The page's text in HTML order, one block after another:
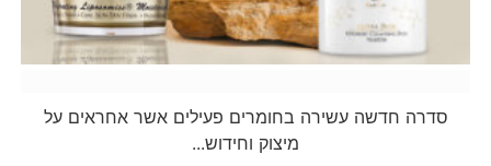
סדרה חדשה עשירה בחומרים פעילים אשר אחראים על
מיצוק וחידוש...